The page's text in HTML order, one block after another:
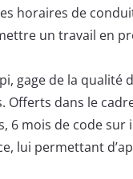
horaires de
un travail en
gage de la qualité
Offerts dans le
6 mois de code
lui permettant